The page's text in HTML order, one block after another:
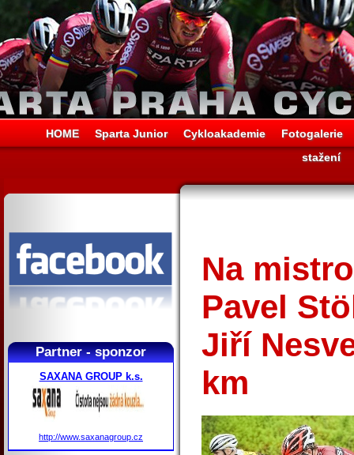
HOME Sparta Junior Cykloakademie
Fotogalerie
stažení
Partner - sponzor
SAXANA GROUP k.s.
http://www.saxanagroup.cz
Na
Pavel
Jiří
km